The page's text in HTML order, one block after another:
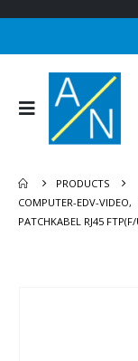
PRODUCTS
COMPUTER-EDV-VIDEO,
PATCHKABEL RJ45